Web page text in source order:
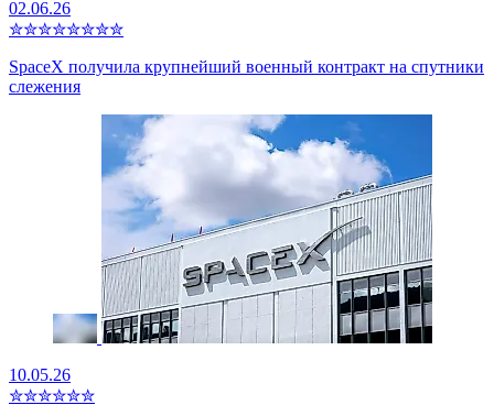
02.06.26
✮✮✮✮✮✮✮✮
SpaceX получила крупнейший военный контракт на спутники
слежения
10.05.26
✮✮✮✮✮✮